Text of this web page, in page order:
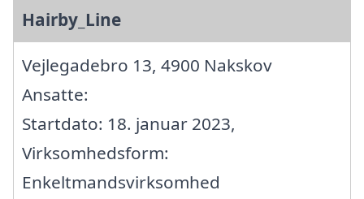
Hairby_Line
Vejlegadebro 13, 4900 Nakskov
Ansatte:
Startdato: 18. januar 2023,
Virksomhedsform:
Enkeltmandsvirksomhed